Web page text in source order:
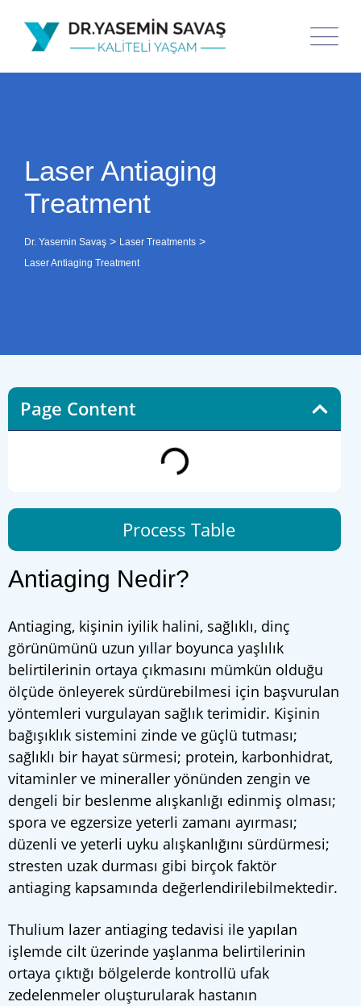
Laser Antiaging
Treatment
Dr. Yasemin Savaş > Laser Treatments >
Laser Antiaging Treatment
Page Content
Process Table
Antiaging Nedir?
Antiaging, kişinin iyilik halini, sağlıklı, dinç
görünümünü uzun yıllar boyunca yaşlılık
belirtilerinin ortaya çıkmasını mümkün olduğu
ölçüde önleyerek sürdürebilmesi için başvurulan
yöntemleri vurgulayan sağlık terimidir. Kişinin
bağışıklık sistemini zinde ve güçlü tutması;
sağlıklı bir hayat sürmesi; protein, karbonhidrat,
vitaminler ve mineraller yönünden zengin ve
dengeli bir beslenme alışkanlığı edinmiş olması;
spora ve egzersize yeterli zamanı ayırması;
düzenli ve yeterli uyku alışkanlığını sürdürmesi;
stresten uzak durması gibi birçok faktör
antiaging kapsamında değerlendirilebilmektedir.
Thulium lazer antiaging tedavisi ile yapılan
işlemde cilt üzerinde yaşlanma belirtilerinin
ortaya çıktığı bölgelerde kontrollü ufak
zedelenmeler oluşturularak hastanın